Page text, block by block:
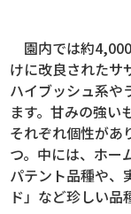
園内では約
けに改良されたサ
ハイブッシュ系や
ます。甘みの強い
それぞれ個性があ
つ。中には、ホー
パテント品種や、
ド」など珍しい品